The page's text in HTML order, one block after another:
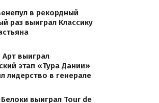
в рекордный
раз выиграл Классику
Арт выиграл
этап «Тура Дании»
лидерство в генерале
выиграл Tour de